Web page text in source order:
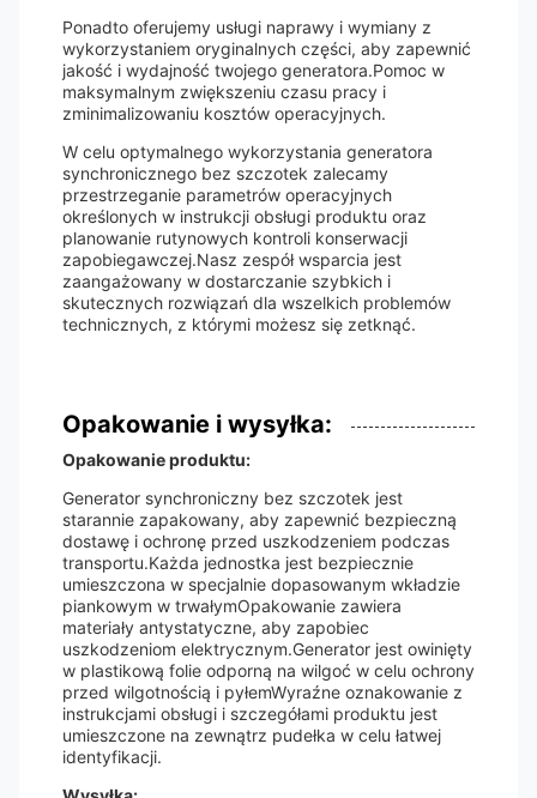
Ponadto oferujemy usługi naprawy i wymiany z
wykorzystaniem oryginalnych części, aby zapewnić
jakość i wydajność twojego generatora.Pomoc w
maksymalnym zwiększeniu czasu pracy i
zminimalizowaniu kosztów operacyjnych.
W celu optymalnego wykorzystania generatora
synchronicznego bez szczotek zalecamy
przestrzeganie parametrów operacyjnych
określonych w instrukcji obsługi produktu oraz
planowanie rutynowych kontroli konserwacji
zapobiegawczej.Nasz zespół wsparcia jest
zaangażowany w dostarczanie szybkich i
skutecznych rozwiązań dla wszelkich problemów
technicznych, z którymi możesz się zetknąć.
Opakowanie i wysyłka:
Opakowanie produktu:
Generator synchroniczny bez szczotek jest
starannie zapakowany, aby zapewnić bezpieczną
dostawę i ochronę przed uszkodzeniem podczas
transportu.Każda jednostka jest bezpiecznie
umieszczona w specjalnie dopasowanym wkładzie
piankowym w trwałymOpakowanie zawiera
materiały antystatyczne, aby zapobiec
uszkodzeniom elektrycznym.Generator jest owinięty
w plastikową folie odporną na wilgoć w celu ochrony
przed wilgotnością i pyłemWyraźne oznakowanie z
instrukcjami obsługi i szczegółami produktu jest
umieszczone na zewnątrz pudełka w celu łatwej
identyfikacji.